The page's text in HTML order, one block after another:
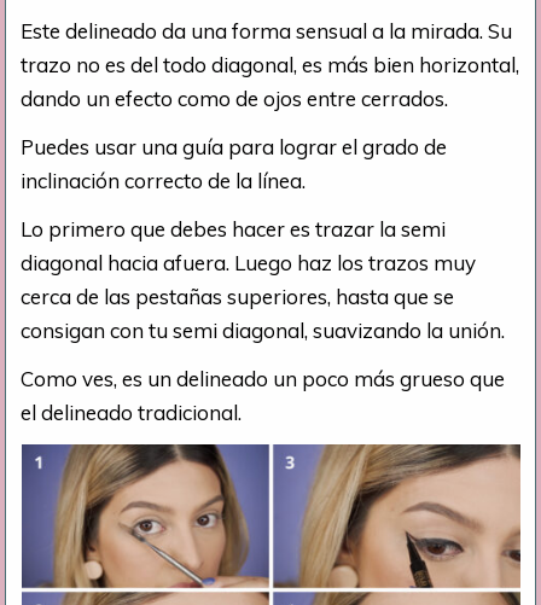
Este delineado da una forma sensual a la mirada. Su
trazo no es del todo diagonal, es más bien horizontal,
dando un efecto como de ojos entre cerrados.
Puedes usar una guía para lograr el grado de
inclinación correcto de la línea.
Lo primero que debes hacer es trazar la semi
diagonal hacia afuera. Luego haz los trazos muy
cerca de las pestañas superiores, hasta que se
consigan con tu semi diagonal, suavizando la unión.
Como ves, es un delineado un poco más grueso que
el delineado tradicional.